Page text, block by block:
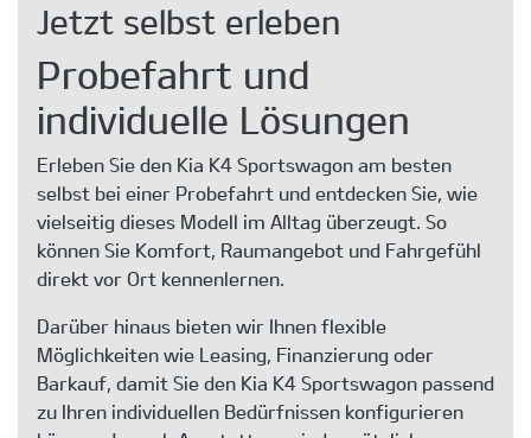
Jetzt selbst erleben
Probefahrt und
individuelle Lösungen
Erleben Sie den Kia K4 Sportswagon am besten
selbst bei einer Probefahrt und entdecken Sie, wie
vielseitig dieses Modell im Alltag überzeugt. So
können Sie Komfort, Raumangebot und Fahrgefühl
direkt vor Ort kennenlernen.
Darüber hinaus bieten wir Ihnen flexible
Möglichkeiten wie Leasing, Finanzierung oder
Barkauf, damit Sie den Kia K4 Sportswagon passend
zu Ihren individuellen Bedürfnissen konfigurieren